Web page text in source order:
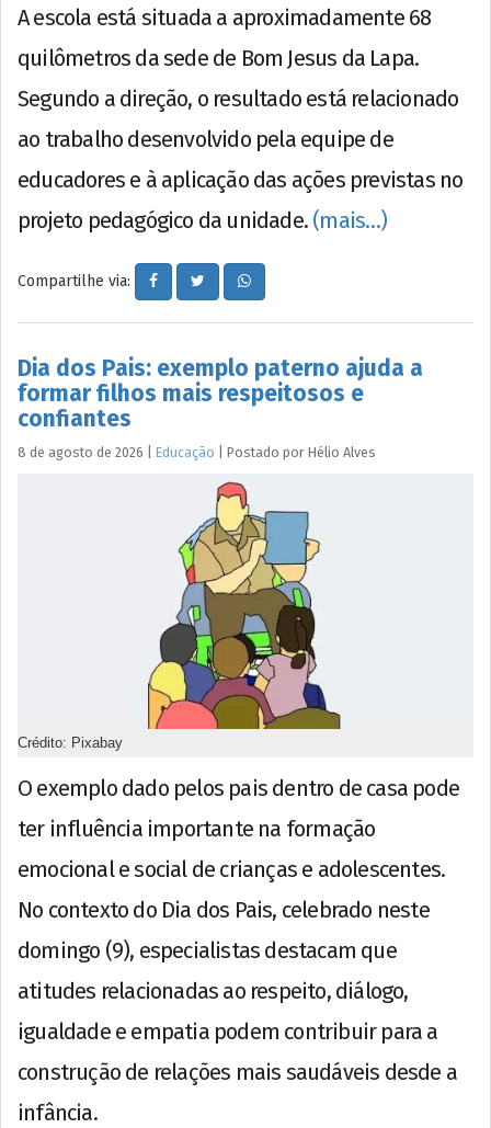
A escola está situada a aproximadamente 68
quilômetros da sede de Bom Jesus da Lapa.
Segundo a direção, o resultado está relacionado
ao trabalho desenvolvido pela equipe de
educadores e à aplicação das ações previstas no
projeto pedagógico da unidade. (mais…)
Compartilhe via:
Dia dos Pais: exemplo paterno ajuda a
formar filhos mais respeitosos e
confiantes
8 de agosto de 2026 Educação Postado por Hélio Alves
Crédito: Pixabay
O exemplo dado pelos pais dentro de casa pode
ter influência importante na formação
emocional e social de crianças e adolescentes.
No contexto do Dia dos Pais, celebrado neste
domingo (9), especialistas destacam que
atitudes relacionadas ao respeito, diálogo,
igualdade e empatia podem contribuir para a
construção de relações mais saudáveis desde a
infância.